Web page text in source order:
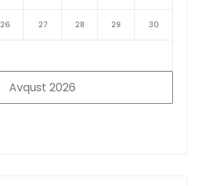
Avqust 2026
26 27 28 29 30